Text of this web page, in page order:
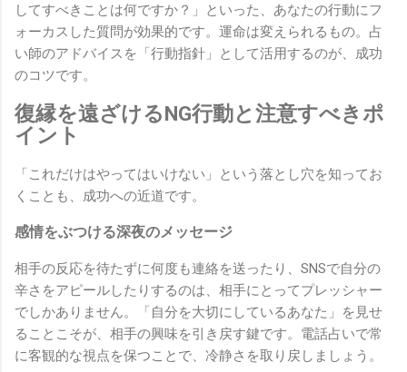
してすべきことは何ですか？」といった、あなたの行動にフ
ォーカスした質問が効果的です。運命は変えられるもの。占
い師のアドバイスを「行動指針」として活用するのが、成功
のコツです。
復縁を遠ざけるNG行動と注意すべきポ
イント
「これだけはやってはいけない」という落とし穴を知ってお
くことも、成功への近道です。
感情をぶつける深夜のメッセージ
相手の反応を待たずに何度も連絡を送ったり、SNSで自分の
辛さをアピールしたりするのは、相手にとってプレッシャー
でしかありません。「自分を大切にしているあなた」を見せ
ることこそが、相手の興味を引き戻す鍵です。電話占いで常
に客観的な視点を保つことで、冷静さを取り戻しましょう。